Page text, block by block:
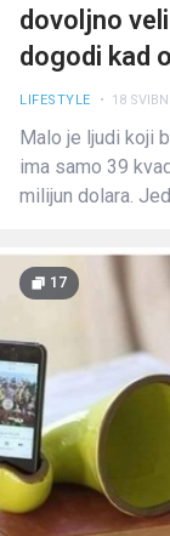
dovoljno
dogodi kad
LIFESTYLE • 18
Malo je ljudi koji
ima samo 39
milijun dolara.
17